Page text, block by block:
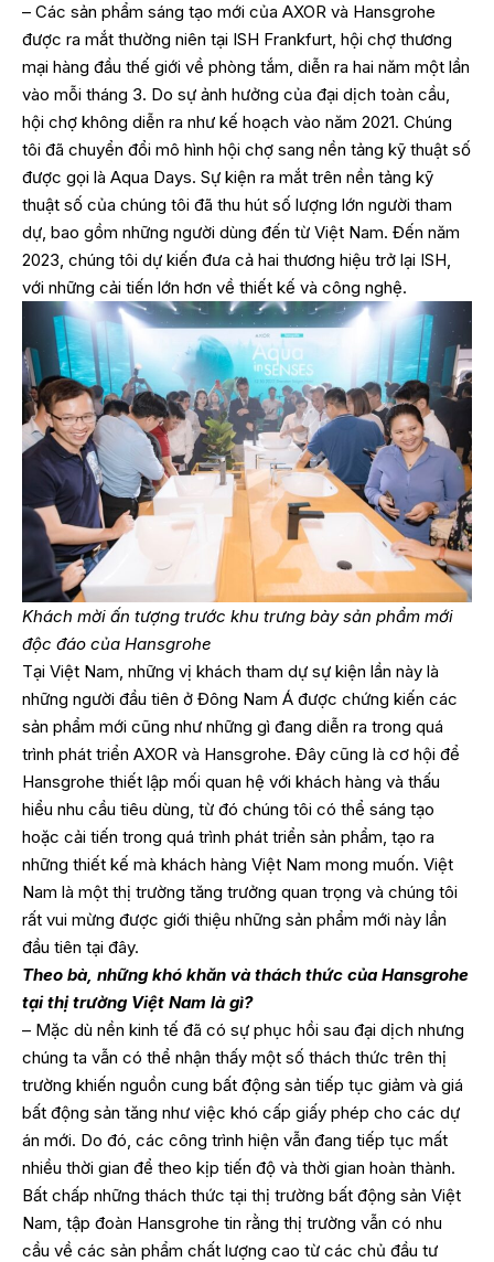
– Các sản phẩm sáng tạo mới của AXOR và Hansgrohe
được ra mắt thường niên tại ISH Frankfurt, hội chợ thương
mại hàng đầu thế giới về phòng tắm, diễn ra hai năm một lần
vào mỗi tháng 3. Do sự ảnh hưởng của đại dịch toàn cầu,
hội chợ không diễn ra như kế hoạch vào năm 2021. Chúng
tôi đã chuyển đổi mô hình hội chợ sang nền tảng kỹ thuật số
được gọi là Aqua Days. Sự kiện ra mắt trên nền tảng kỹ
thuật số của chúng tôi đã thu hút số lượng lớn người tham
dự, bao gồm những người dùng đến từ Việt Nam. Đến năm
2023, chúng tôi dự kiến đưa cả hai thương hiệu trở lại ISH,
với những cải tiến lớn hơn về thiết kế và công nghệ.
Khách mời ấn tượng trước khu trưng bày sản phẩm mới
độc đáo của Hansgrohe
Tại Việt Nam, những vị khách tham dự sự kiện lần này là
những người đầu tiên ở Đông Nam Á được chứng kiến các
sản phẩm mới cũng như những gì đang diễn ra trong quá
trình phát triển AXOR và Hansgrohe. Đây cũng là cơ hội để
Hansgrohe thiết lập mối quan hệ với khách hàng và thấu
hiểu nhu cầu tiêu dùng, từ đó chúng tôi có thể sáng tạo
hoặc cải tiến trong quá trình phát triển sản phẩm, tạo ra
những thiết kế mà khách hàng Việt Nam mong muốn. Việt
Nam là một thị trường tăng trưởng quan trọng và chúng tôi
rất vui mừng được giới thiệu những sản phẩm mới này lần
đầu tiên tại đây.
Theo bà, những khó khăn và thách thức của Hansgrohe
tại thị trường Việt Nam là gì?
– Mặc dù nền kinh tế đã có sự phục hồi sau đại dịch nhưng
chúng ta vẫn có thể nhận thấy một số thách thức trên thị
trường khiến nguồn cung bất động sản tiếp tục giảm và giá
bất động sản tăng như việc khó cấp giấy phép cho các dự
án mới. Do đó, các công trình hiện vẫn đang tiếp tục mất
nhiều thời gian để theo kịp tiến độ và thời gian hoàn thành.
Bất chấp những thách thức tại thị trường bất động sản Việt
Nam, tập đoàn Hansgrohe tin rằng thị trường vẫn có nhu
cầu về các sản phẩm chất lượng cao từ các chủ đầu tư